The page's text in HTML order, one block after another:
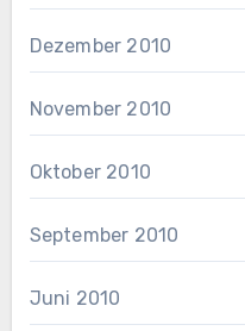
Dezember 2010
November 2010
Oktober 2010
September 2010
Juni 2010